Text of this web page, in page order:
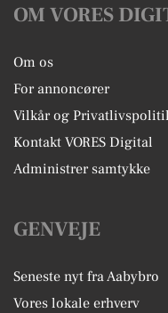
OM VORES
Om os
For annoncører
Vilkår og
Kontakt VORES Digital
Administrer samtykke
GENVEJE
Seneste nyt fra Aabybro
Vores lokale erhverv